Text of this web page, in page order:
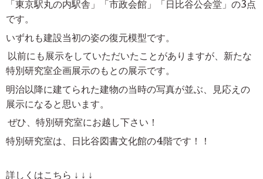
「東京駅丸の内駅舎」「市政会館」「日比谷公会堂」の3点
です。
いずれも建設当初の姿の復元模型です。
以前にも展示をしていただいたことがありますが、新たな
特別研究室企画展示のもとの展示です。
明治以降に建てられた建物の当時の写真が並ぶ、見応えの
展示になると思います。
ぜひ、特別研究室にお越し下さい！
特別研究室は、日比谷図書文化館の4階です！！
詳しくはこちら ↓ ↓ ↓